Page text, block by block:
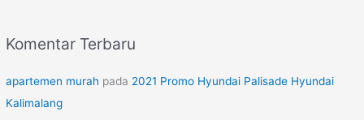
Komentar Terbaru
apartemen murah pada 2021 Promo Hyundai Palisade Hyundai
Kalimalang